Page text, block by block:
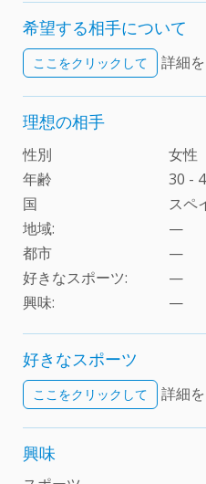
希望する相手について
ここをクリックして 詳細
理想の相手
性別
女性
年齢
30 -
国
スペ
地域:
—
都市
—
好きなスポーツ:
—
興味: —
好きなスポーツ
ここをクリックして 詳細
興味